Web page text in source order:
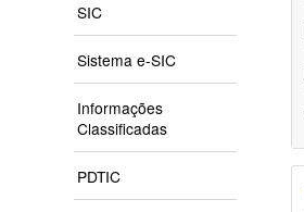
SIC
Sistema e-SIC
Informações
Classificadas
PDTIC